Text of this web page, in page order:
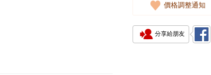
價格調整通知
分享給朋友